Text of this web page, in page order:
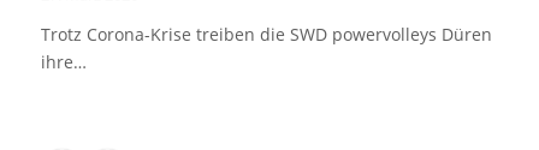
Trotz Corona-Krise treiben die SWD powervolleys Düren
ihre…